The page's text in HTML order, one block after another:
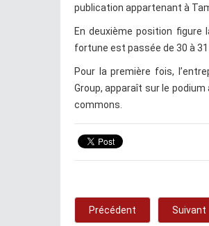
publication appartenant à
En deuxième position figure
fortune est passée de 30 à
Pour la première fois,
Group, apparaît sur le
commons.
Précédent Suivant